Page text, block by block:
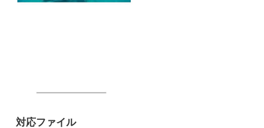
対応ファイル